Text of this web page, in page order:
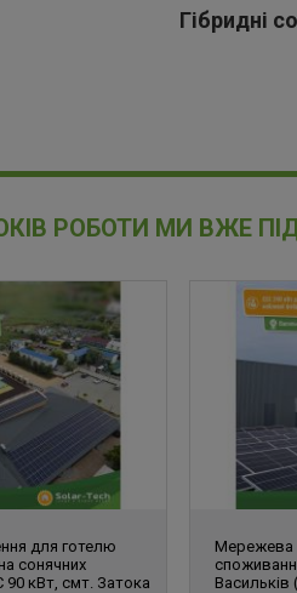
Гібридні
РОБОТИ МИ ВЖЕ
для готелю
сонячних
90 кВт, смт. Затока
Мережева
Васильків